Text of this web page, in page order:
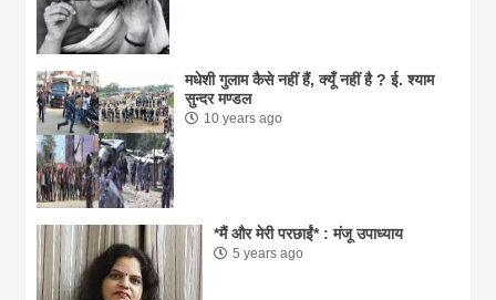
मधेशी गुलाम कैसे नहीं हैं, क्यूँ नहीं है ? ई. श्याम
सुन्दर मण्डल
10 years ago
*मैं और मेरी परछाईं* : मंजू उपाध्याय
5 years ago